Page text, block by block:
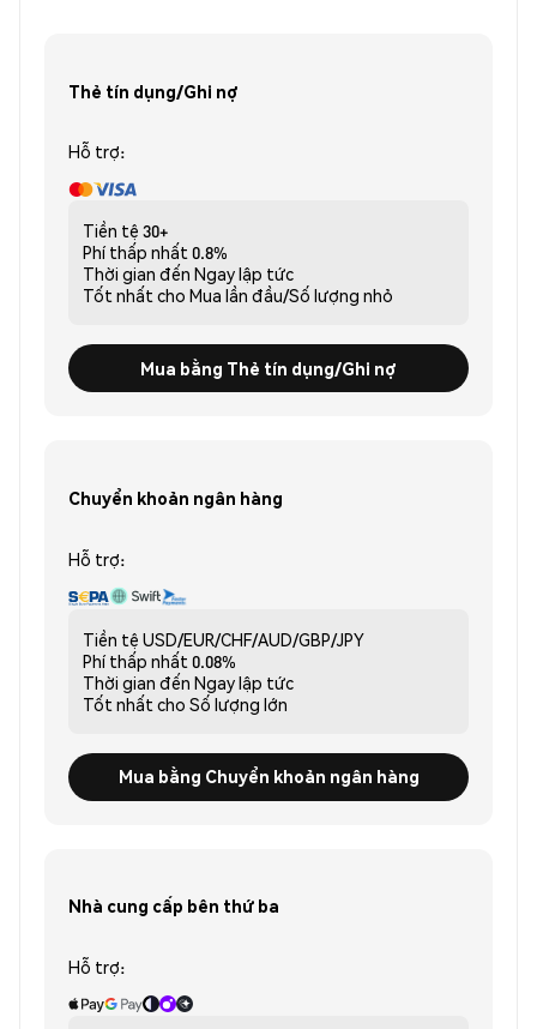
Thẻ tín dụng/Ghi nợ
Hỗ trợ:
Tiền tệ 30+
Phí thấp nhất 0.8%
Thời gian đến Ngay lập tức
Tốt nhất cho Mua lần đầu/Số lượng nhỏ
Mua bằng Thẻ tín dụng/Ghi nợ
Chuyển khoản ngân hàng
Hỗ trợ:
Tiền tệ USD/EUR/CHF/AUD/GBP/JPY
Phí thấp nhất 0.08%
Thời gian đến Ngay lập tức
Tốt nhất cho Số lượng lớn
Mua bằng Chuyển khoản ngân hàng
Nhà cung cấp bên thứ ba
Hỗ trợ: